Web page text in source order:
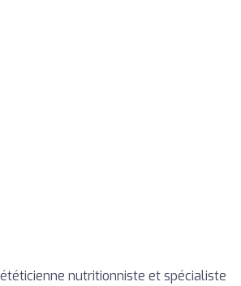
nutritionniste et spécialiste